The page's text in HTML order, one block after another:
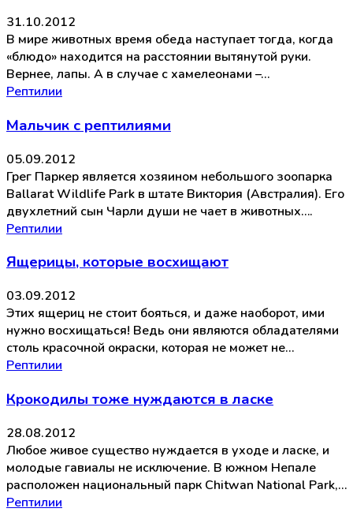
31.10.2012
В мире животных время обеда наступает тогда, когда
«блюдо» находится на расстоянии вытянутой руки.
Вернее, лапы. А в случае с хамелеонами –…
Рептилии
Мальчик с рептилиями
05.09.2012
Грег Паркер является хозяином небольшого зоопарка
Ballarat Wildlife Park в штате Виктория (Австралия). Его
двухлетний сын Чарли души не чает в животных….
Рептилии
Ящерицы, которые восхищают
03.09.2012
Этих ящериц не стоит бояться, и даже наоборот, ими
нужно восхищаться! Ведь они являются обладателями
столь красочной окраски, которая не может не…
Рептилии
Крокодилы тоже нуждаются в ласке
28.08.2012
Любое живое существо нуждается в уходе и ласке, и
молодые гавиалы не исключение. В южном Непале
расположен национальный парк Chitwan National Park,…
Рептилии